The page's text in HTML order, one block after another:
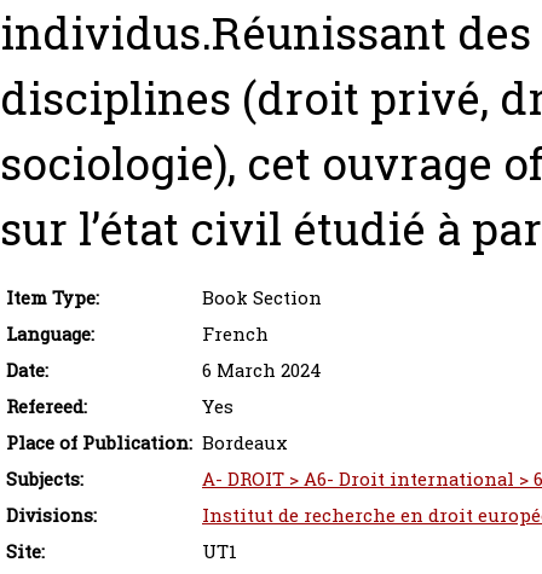
individus.Réunissant
disciplines (droit privé,
sociologie), cet ouvrage
sur l’état civil étudié à
Item Type:
Book Section
Language:
French
Date:
6 March 2024
Refereed:
Yes
Place of Publication: Bordeaux
Subjects:
A- DROIT > A6- Droit international
Divisions:
Institut de recherche en droit
Site:
UT1